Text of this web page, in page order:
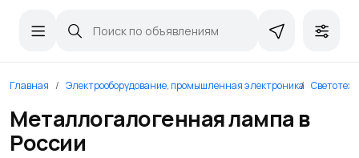
Главная Электрооборудование, промышленная электроника
Металлогалогенная лампа в
России